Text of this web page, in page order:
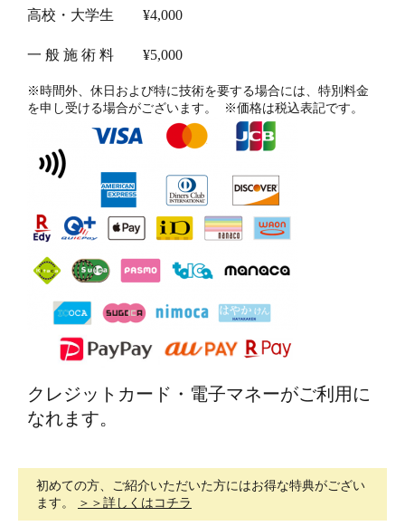
高校・大学生 ¥4,000
一 般 施 術 料 ¥5,000
※時間外、休日および特に技術を要する場合には、特別料金
を申し受ける場合がございます。 ※価格は税込表記です。
クレジットカード・電子マネーがご利用に
なれます。
初めての方、ご紹介いただいた方にはお得な特典がござい
ます。
＞＞詳しくはコチラ